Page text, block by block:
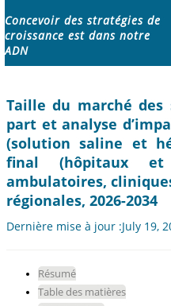
Concevoir des stratégies de
croissance est dans notre
ADN
Taille du marché des
part et analyse
(solution saline et
final (hôpitaux et
ambulatoires,
régionales, 2026-2034
Dernière mise à jour :July 19,
Résumé
Table des matières